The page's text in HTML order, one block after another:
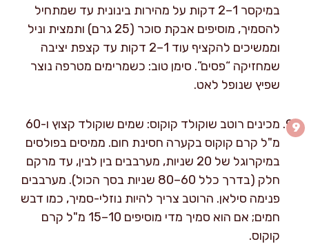
במיקסר 1–2 דקות על מהירות בינונית עד שמתחיל
להסמיך, מוסיפים אבקת סוכר (25 גרם) ותמצית וניל
וממשיכים להקציף עוד 1–2 דקות עד קצפת יציבה
שמחזיקה “פסים”. סימן טוב: כשמרימים מטרפה נוצר
שפיץ שנופל לאט.
מכינים רוטב שוקולד קוקוס: שמים שוקולד קצוץ ו-60
מ"ל קרם קוקוס בקערה חסינת חום. ממיסים בפולסים
במיקרוגל של 20 שניות, מערבבים בין לבין, עד מרקם
חלק (בדרך כלל 60–80 שניות בסך הכול). מערבבים
פנימה סילאן. הרוטב צריך להיות נוזלי-סמיך, כמו דבש
חמים; אם הוא סמיך מדי מוסיפים 10–15 מ"ל קרם
קוקוס.